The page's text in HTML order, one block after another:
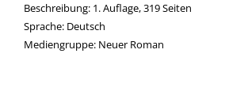
Beschreibung: 1. Auflage, 319 Seiten
Suche nach dieser Beteiligten Person
Sprache: Deutsch
Mediengruppe: Neuer Roman